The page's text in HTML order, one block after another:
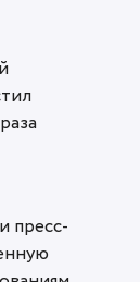
пресс-